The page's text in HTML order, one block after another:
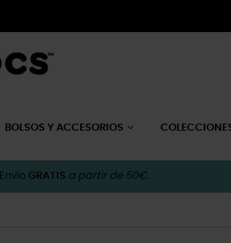
BOLSOS Y ACCESORIOS
Envío GRATIS a partir de 50€.